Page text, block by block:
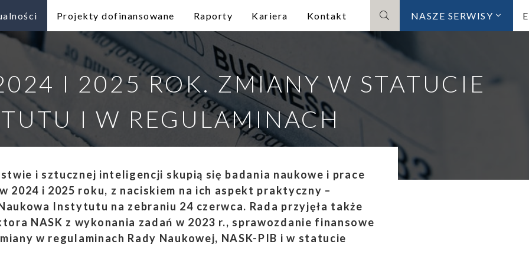
Projekty dofinansowane Raporty Kariera
Kontakt
NASZE SERWISY
I 2025 ROK. ZMIANY W STATUCIE
I W REGULAMINACH
i sztucznej inteligencji skupią się badania naukowe i prace
2024 i 2025 roku, z naciskiem na ich aspekt praktyczny –
Instytutu na zebraniu 24 czerwca. Rada przyjęła także
NASK z wykonania zadań w 2023 r., sprawozdanie finansowe
w regulaminach Rady Naukowej, NASK-PIB i w statucie